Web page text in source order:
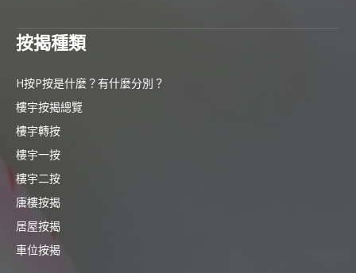
按揭種類
H按P按是什麼？有什麼分別？
樓宇按揭總覽
樓宇轉按
樓宇一按
樓宇二按
唐樓按揭
居屋按揭
車位按揭